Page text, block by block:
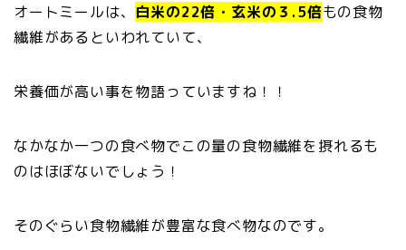
オートミールは、 白米の22倍・ 玄米の３.5倍もの食物
繊維があるといわれていて、
栄養価が高い事を物語っていますね！！
なかなか一つの食べ物でこの量の食物繊維を摂れるも
のはほぼないでしょう！
そのぐらい食物繊維が豊富な食べ物なのです。